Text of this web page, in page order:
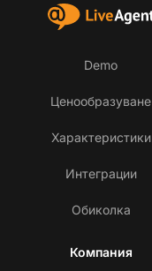
Demo
Ценообразуване
Характеристики
Интеграции
Обиколка
Компания